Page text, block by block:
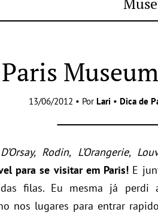
Paris
13/06/2012 • Por Lari • Dica de
Rodin, L’Orangerie,
para se visitar em Paris! E
filas. Eu mesma já perdi
nos lugares para entrar